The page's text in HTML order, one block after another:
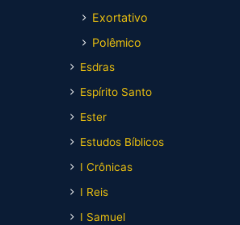
Exortativo
Polêmico
Esdras
Espírito Santo
Ester
Estudos Bíblicos
I Crônicas
I Reis
I Samuel